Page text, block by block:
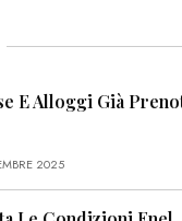
E Alloggi Già
2025